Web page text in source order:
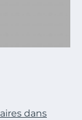
dans